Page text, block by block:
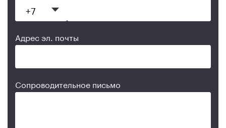
Адрес эл. почты
Сопроводительное письмо